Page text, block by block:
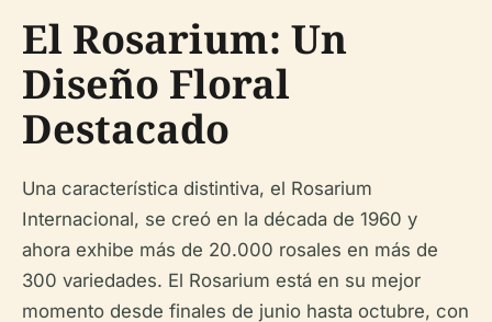
El Rosarium: Un
Diseño Floral
Destacado
Una característica distintiva, el Rosarium
Internacional, se creó en la década de 1960 y
ahora exhibe más de 20.000 rosales en más de
300 variedades. El Rosarium está en su mejor
momento desde finales de junio hasta octubre, con